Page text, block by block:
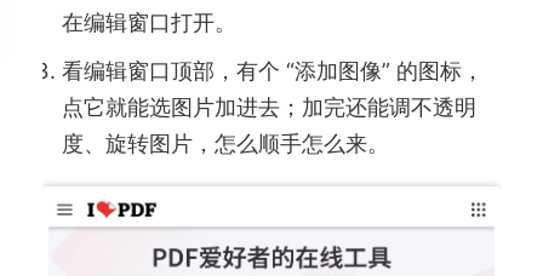
在编辑窗口打开。
看编辑窗口顶部，有个 “添加图像” 的图标，
点它就能选图片加进去；加完还能调不透明
度、旋转图片，怎么顺手怎么来。